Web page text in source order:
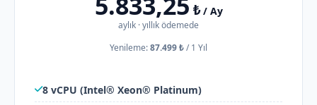
₺/ Ay
aylık · yıllık ödemede
Yenileme:87.499 ₺/1 Yıl
8 vCPU (Intel® Xeon® Platinum)